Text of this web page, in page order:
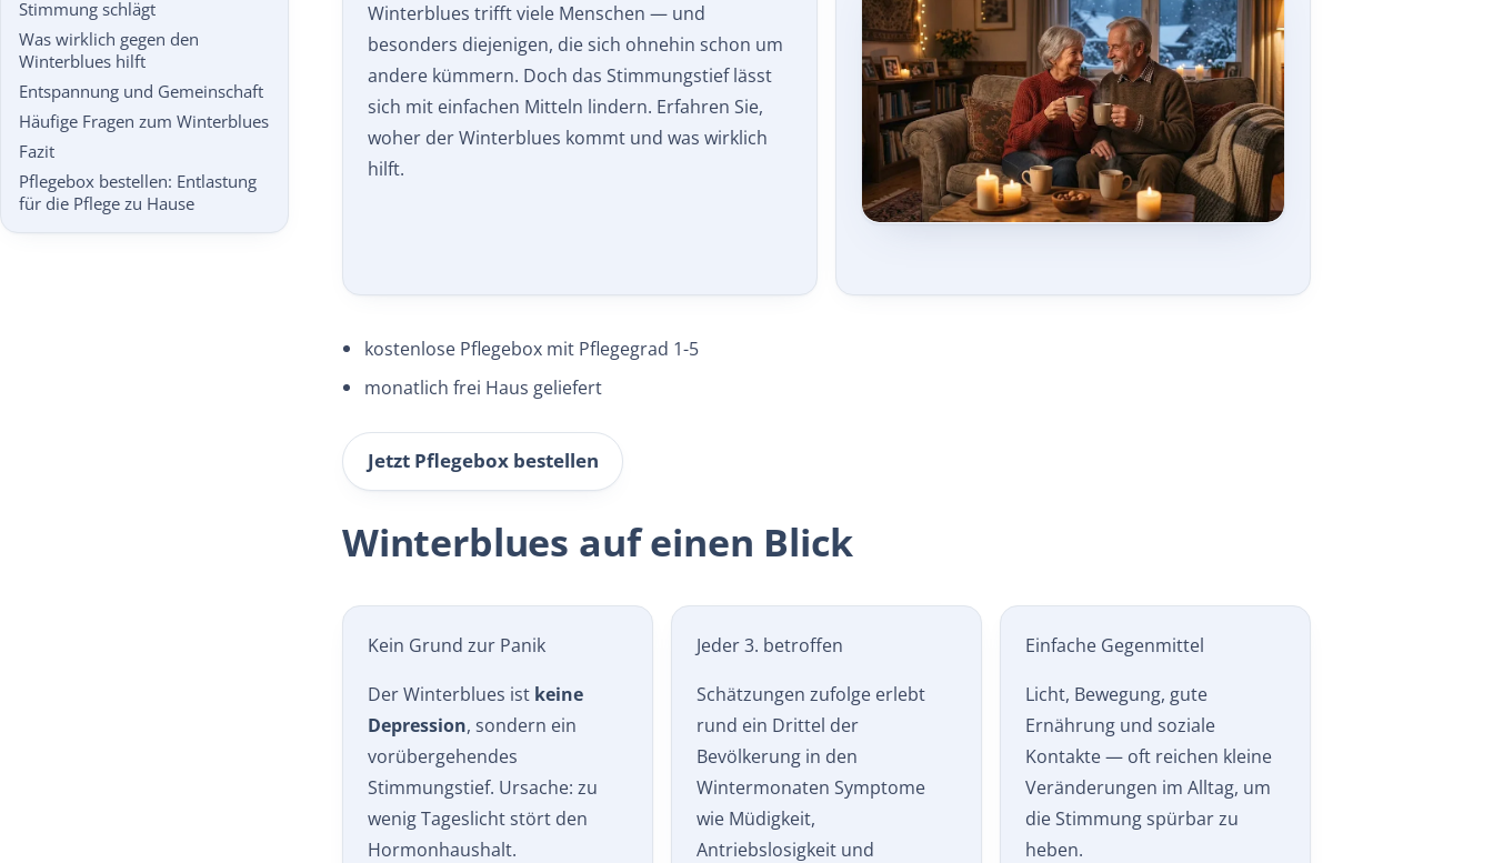
Stimmung schlägt
Was wirklich gegen den
Winterblues hilft
Entspannung und Gemeinschaft
Häufige Fragen zum Winterblues
Fazit
Pflegebox bestellen: Entlastung
für die Pflege zu Hause
Winterblues trifft viele Menschen — und
besonders diejenigen, die sich ohnehin schon um
andere kümmern. Doch das Stimmungstief lässt
sich mit einfachen Mitteln lindern. Erfahren Sie,
woher der Winterblues kommt und was wirklich
hilft.
kostenlose Pflegebox mit Pflegegrad 1-5
monatlich frei Haus geliefert
Jetzt Pflegebox bestellen
Winterblues auf einen Blick
Kein Grund zur Panik
Der Winterblues ist keine
Depression, sondern ein
vorübergehendes
Stimmungstief. Ursache: zu
wenig Tageslicht stört den
Hormonhaushalt.
Jeder 3. betroffen
Schätzungen zufolge erlebt
rund ein Drittel der
Bevölkerung in den
Wintermonaten Symptome
wie Müdigkeit,
Antriebslosigkeit und
Einfache Gegenmittel
Licht, Bewegung, gute
Ernährung und soziale
Kontakte — oft reichen kleine
Veränderungen im Alltag, um
die Stimmung spürbar zu
heben.